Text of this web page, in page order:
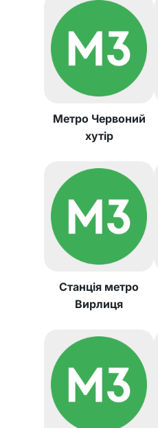
Метро Червоний
хутір
Станція метро
Вирлиця